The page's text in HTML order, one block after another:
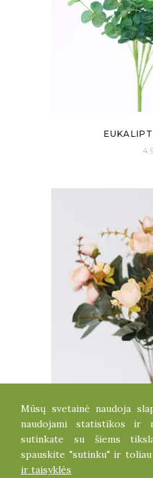
KAMELIJŲ
Mūsų svetainė naudoja
naudojami statistikos ir
sutinkate su šiems
spauskite "sutinku" ir toliau
ir taisyklės